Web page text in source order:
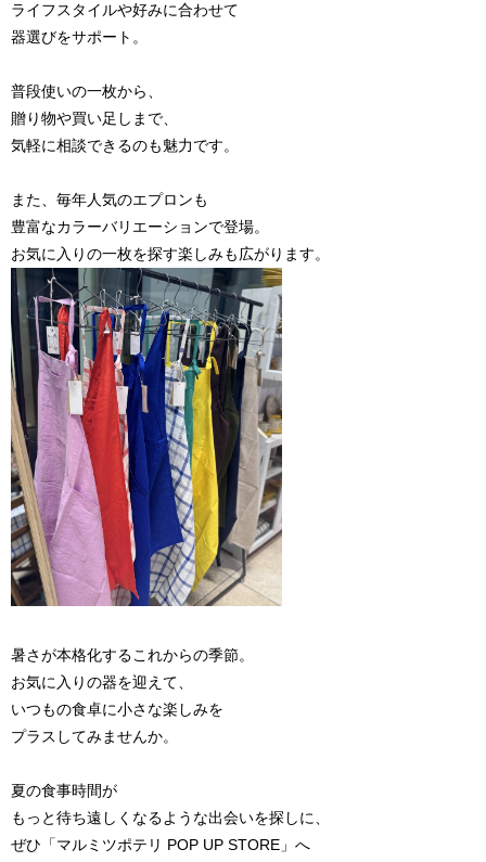
ライフスタイルや好みに合わせて
器選びをサポート。
普段使いの一枚から、
贈り物や買い足しまで、
気軽に相談できるのも魅力です。
また、毎年人気のエプロンも
豊富なカラーバリエーションで登場。
お気に入りの一枚を探す楽しみも広がります。
暑さが本格化するこれからの季節。
お気に入りの器を迎えて、
いつもの食卓に小さな楽しみを
プラスしてみませんか。
夏の食事時間が
もっと待ち遠しくなるような出会いを探しに、
ぜひ「マルミツポテリ POP UP STORE」へ